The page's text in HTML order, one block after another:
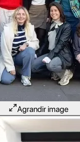
Agrandir image